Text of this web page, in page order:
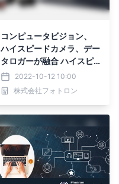
コンピュータビジョン、
ハイスピードカメラ、デー
タロガーが融合 ハイスピ
ード監視システム『 Phot
oCam Detector 』 新バ
ージョンのVer1.4をリリー
2022-10-12 10:00
株式会社フォトロン